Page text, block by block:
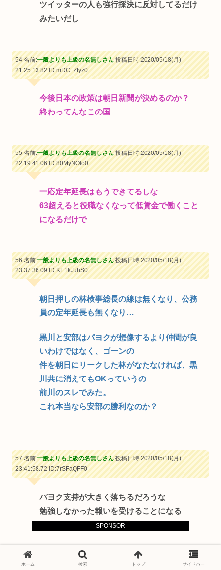
SPONSOR
ツイッターの人も強行採決に反対してるだけ
みたいだし
54 名前:一般よりも上級の名無しさん投稿日時:2020/05/18(月)
21:25:13.82ID:mDC+Ztyz0
今後日本の政策は朝日新聞が決めるのか？
終わってんなこの国
55 名前:一般よりも上級の名無しさん投稿日時:2020/05/18(月)
22:19:41.06ID:80MyNOlo0
一応定年延長はもうできてるしな
63超えると役職なくなって低賃金で働くこと
になるだけで
56 名前:一般よりも上級の名無しさん投稿日時:2020/05/18(月)
23:37:36.09ID:KE1kJuhS0
朝日押しの林検事総長の線は無くなり、公務
員の定年延長も無くなり…
黒川と安部はパヨクが想像するより仲間が良
いわけではなく、ゴーンの
件を朝日にリークした林がなたなければ、黒
川共に消えてもOKっていうの
前川のスレでみた。
これ本当なら安部の勝利なのか？
57 名前:一般よりも上級の名無しさん投稿日時:2020/05/18(月)
23:41:58.72ID:7rSFaQFF0
パヨク支持が大きく落ちるだろうな
勉強しなかった報いを受けることになる
ニュー速＋ 政治
ホーム 検索 トップ サイドバー